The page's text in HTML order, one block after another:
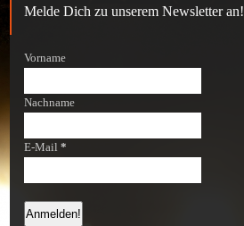
Melde Dich zu unserem Newsletter an!
Vorname
Nachname
E-Mail *